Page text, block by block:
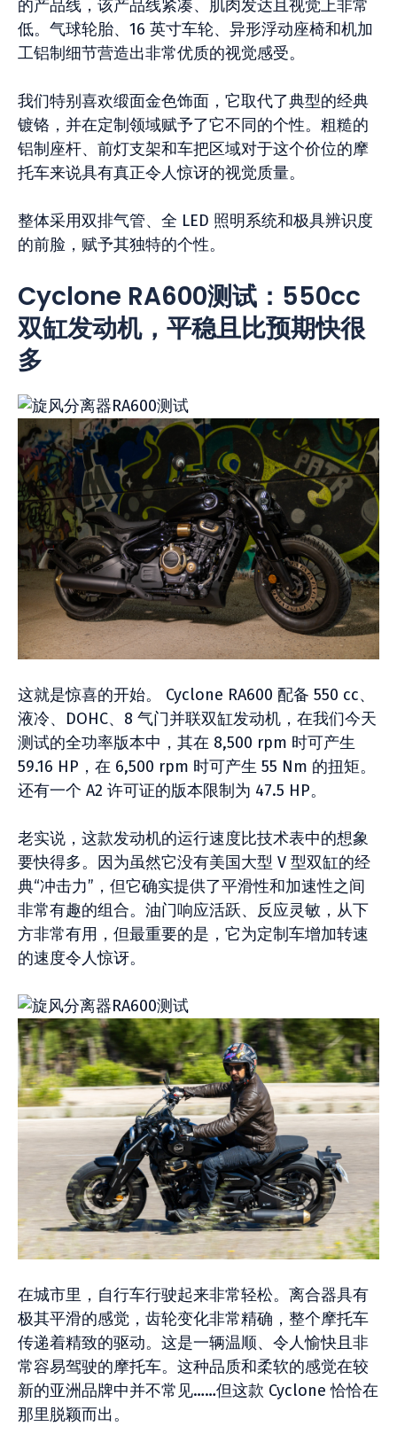
的产品线，该产品线紧凑、肌肉发达且视觉上非常
低。气球轮胎、16 英寸车轮、异形浮动座椅和机加
工铝制细节营造出非常优质的视觉感受。
我们特别喜欢缎面金色饰面，它取代了典型的经典
镀铬，并在定制领域赋予了它不同的个性。粗糙的
铝制座杆、前灯支架和车把区域对于这个价位的摩
托车来说具有真正令人惊讶的视觉质量。
整体采用双排气管、全 LED 照明系统和极具辨识度
的前脸，赋予其独特的个性。
Cyclone RA600测试：550cc
双缸发动机，平稳且比预期快很
多
这就是惊喜的开始。 Cyclone RA600 配备 550 cc、
液冷、DOHC、8 气门并联双缸发动机，在我们今天
测试的全功率版本中，其在 8,500 rpm 时可产生
59.16 HP，在 6,500 rpm 时可产生 55 Nm 的扭矩。
还有一个 A2 许可证的版本限制为 47.5 HP。
老实说，这款发动机的运行速度比技术表中的想象
要快得多。因为虽然它没有美国大型 V 型双缸的经
典“冲击力”，但它确实提供了平滑性和加速性之间
非常有趣的组合。油门响应活跃、反应灵敏，从下
方非常有用，但最重要的是，它为定制车增加转速
的速度令人惊讶。
在城市里，自行车行驶起来非常轻松。离合器具有
极其平滑的感觉，齿轮变化非常精确，整个摩托车
传递着精致的驱动。这是一辆温顺、令人愉快且非
常容易驾驶的摩托车。这种品质和柔软的感觉在较
新的亚洲品牌中并不常见……但这款 Cyclone 恰恰在
那里脱颖而出。